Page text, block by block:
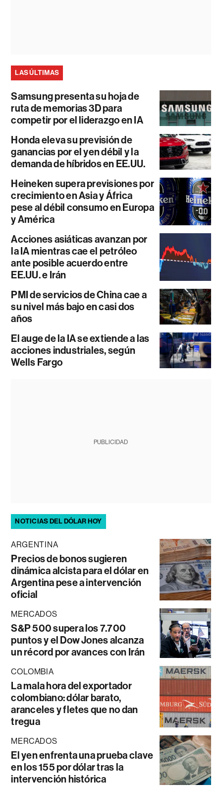
LAS ÚLTIMAS
Samsung presenta su hoja de
ruta de memorias 3D para
competir por el liderazgo en IA
Honda eleva su previsión de
ganancias por el yen débil y la
demanda de híbridos en EE.UU.
Heineken supera previsiones por
crecimiento en Asia y África
pese al débil consumo en Europa
y América
Acciones asiáticas avanzan por
la IA mientras cae el petróleo
ante posible acuerdo entre
EE.UU. e Irán
PMI de servicios de China cae a
su nivel más bajo en casi dos
años
El auge de la IA se extiende a las
acciones industriales, según
Wells Fargo
PUBLICIDAD
NOTICIAS DEL DÓLAR HOY
ARGENTINA
Precios de bonos sugieren
dinámica alcista para el dólar en
Argentina pese a intervención
oficial
MERCADOS
S&P 500 supera los 7.700
puntos y el Dow Jones alcanza
un récord por avances con Irán
COLOMBIA
La mala hora del exportador
colombiano: dólar barato,
aranceles y fletes que no dan
tregua
MERCADOS
El yen enfrenta una prueba clave
en los 155 por dólar tras la
intervención histórica